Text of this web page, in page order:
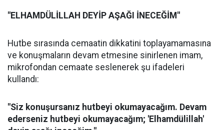
"ELHAMDÜLİLLAH DEYİP AŞAĞI İNECEĞİM"
Hutbe sırasında cemaatin dikkatini toplayamamasına
ve konuşmaların devam etmesine sinirlenen imam,
mikrofondan cemaate seslenerek şu ifadeleri
kullandı:
"Siz konuşursanız hutbeyi okumayacağım. Devam
ederseniz hutbeyi okumayacağım; 'Elhamdülillah'